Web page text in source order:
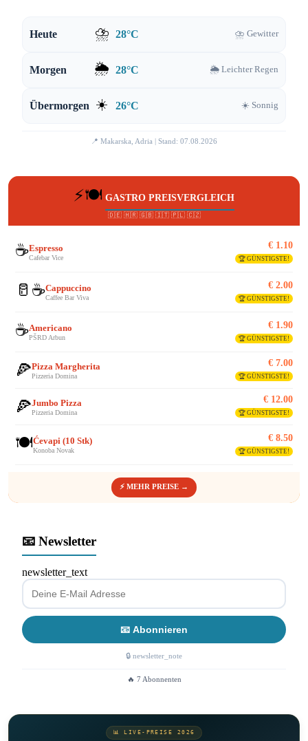
Heute ⛈️ 28°C ⛈️ Gewitter
Morgen 🌦️ 28°C 🌦️ Leichter Regen
Übermorgen ☀️ 26°C ☀️ Sonnig
📍 Makarska, Adria | Stand: 07.08.2026
⚡🍽️ GASTRO PREISVERGLEICH
🇩🇪 🇭🇷 🇬🇧 🇮🇹 🇵🇱 🇨🇿
☕Espresso
Cafebar Vice
€ 1.10
🏆 GÜNSTIGSTE!
🥛☕Cappuccino
Caffee Bar Viva
€ 2.00
🏆 GÜNSTIGSTE!
☕Americano
PŠRD Arbun
€ 1.90
🏆 GÜNSTIGSTE!
🍕Pizza Margherita
Pizzeria Domina
€ 7.00
🏆 GÜNSTIGSTE!
🍕Jumbo Pizza
Pizzeria Domina
€ 12.00
🏆 GÜNSTIGSTE!
🍽️Ćevapi (10 Stk)
Konoba Novak
€ 8.50
🏆 GÜNSTIGSTE!
⚡ MEHR PREISE →
📧 Newsletter
newsletter_text
📧 Abonnieren
🔒 newsletter_note
🔥 7 Abonnenten
📊 LIVE-PREISE 2026